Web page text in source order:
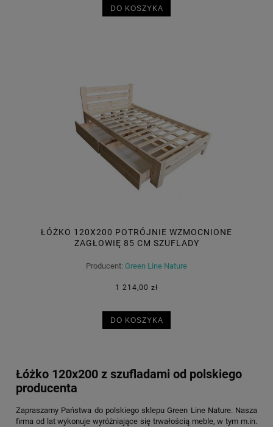
DO KOSZYKA
ŁÓŻKO 120X200 POTRÓJNIE WZMOCNIONE
ZAGŁOWIĘ 85 CM SZUFLADY
Producent: Green Line Nature
1 214,00 zł
DO KOSZYKA
Łóżko 120x200 z szufladami od polskiego
producenta
Zapraszamy Państwa do polskiego sklepu Green Line Nature. Nasza
firma od lat wykonuje wyróżniające się trwałością meble, w tym m.in.